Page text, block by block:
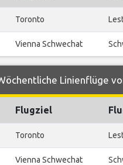
Toronto
Vienna Schwechat
Linienflüge
Flugziel
Toronto
Vienna Schwechat